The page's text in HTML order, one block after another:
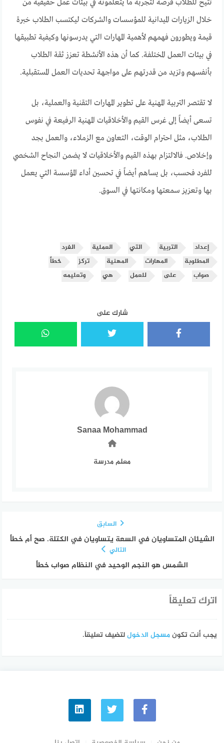
تتيح للطلاب فرصة لتجربة ما يتعلمونه في بيئات عمل حقيقية من
خلال الزيارات الميدانية للمؤسسات والشركات ليكتسب الطلاب خبرة
قيمة ويطورون فهمهم لأهمية المهارات التي يدرسونها وكيفية تطبيقها
في بيئات العمل المختلفة. كما أن هذه الأنشطة تعزز ثقة الطلاب
بأنفسهم وتزيد من قدرتهم على مواجهة تحديات العمل المستقبلية.
لا تقتصر التربية المهنية على تطوير المهارات التقنية والعملية، بل
تسعى أيضاً إلى غرس القيم والأخلاقيات المهنية الرفيعة في نفوس
الطلاب، مثل احترام الوقت، التعاون مع الزملاء، والعمل بجد
وإخلاص. فالالتزام بهذه القيم والأخلاقيات لا يضمن النجاح الشخصي
للفرد فحسب، بل يساهم أيضاً في تحسين أداء المؤسسة التي يعمل
بها وتعزيز سمعتها ومكانتها في السوق.
إعداد التربية التي العملية
الفرد
المطلوبة
المهارات المهنية تركز
خطأ
صواب
على للعمل هي وتعليمه
شارك على
Sanaa Mohammad
معلم مدرسة
السابق
الشيئان المتساويان في السعة يتساويان في الكتلة. صح أم خطأ
التالي
الشمس هو النجم الوحيد في النظام صواب خطأ
اترك تعليقاً
يجب أنت تكونمسجل الدخوللتضيف تعليقاً.